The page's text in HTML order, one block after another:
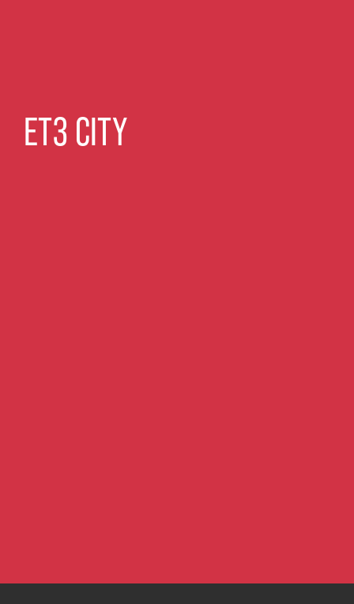
ET3 CITY